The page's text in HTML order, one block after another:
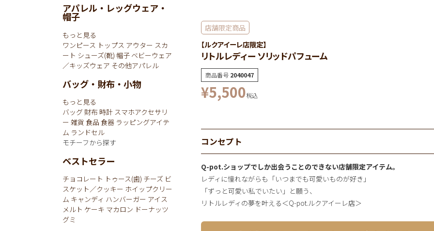
店舗限定商品
【ルクアイーレ店限定】
リトルレディー ソリッドパフューム
商品番号 2040047
¥5,500税込
コンセプト
Q-pot.ショップでしか出会うことのできない店舗限定アイテム。
レディに憧れながらも「いつまでも可愛いものが好き」
「ずっと可愛い私でいたい」と願う、
リトルレディの夢を叶える＜Q-pot.ルクアイーレ店＞
アパレル・レッグウェア・
帽子
もっと見る
ワンピース トップス アウター スカ
ート シューズ(靴) 帽子 ベビーウェア
／キッズウェア その他アパレル
バッグ・財布・小物
もっと見る
バッグ 財布 時計 スマホアクセサリ
ー 雑貨 食品 食器 ラッピングアイテ
ム ランドセル
モチーフから探す
ベストセラー
チョコレート トゥース(歯) チーズ ビ
スケット／クッキー ホイップクリー
ム キャンディ ハンバーガー アイス
メルト ケーキ マカロン ドーナッツ
グミ